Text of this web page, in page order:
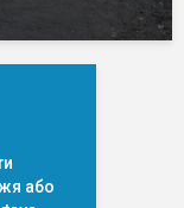
або